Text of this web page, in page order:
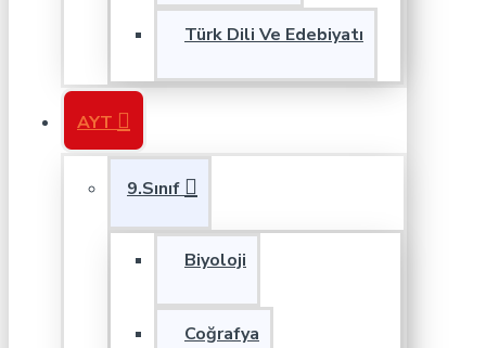
Türk Dili Ve Edebiyatı
AYT
9.Sınıf
Biyoloji
Coğrafya